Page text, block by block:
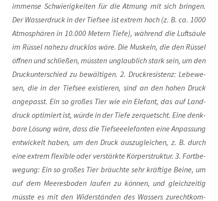
immense Schwie­rig­kei­ten für die Atmung mit sich brin­gen.
Der Was­ser­druck in der Tief­see ist extrem hoch (z. B. ca. 1000
Atmo­sphä­ren in 10.000 Metern Tie­fe), wäh­rend die Luft­säu­le
im Rüs­sel nahe­zu druck­los wäre. Die Mus­keln, die den Rüs­sel
öff­nen und schlie­ßen, müss­ten unglaub­lich stark sein, um den
Druck­un­ter­schied zu bewäl­ti­gen. 2. Druck­re­sis­tenz: Lebe­we­
sen, die in der Tief­see exis­tie­ren, sind an den hohen Druck
ange­passt. Ein so gro­ßes Tier wie ein Ele­fant, das auf Land­
druck opti­miert ist, wür­de in der Tie­fe zer­quetscht. Eine denk­
ba­re Lösung wäre, dass die Tief­see­ele­fan­ten eine Anpas­sung
ent­wi­ckelt haben, um den Druck aus­zu­glei­chen, z. B. durch
eine extrem fle­xi­ble oder ver­stärk­te Kör­per­struk­tur. 3. Fort­be­
we­gung: Ein so gro­ßes Tier bräuch­te sehr kräf­ti­ge Bei­ne, um
auf dem Mee­res­bo­den lau­fen zu kön­nen, und gleich­zei­tig
müss­te es mit den Wider­stän­den des Was­sers zurecht­kom­